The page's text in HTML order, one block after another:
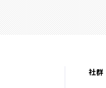
社群